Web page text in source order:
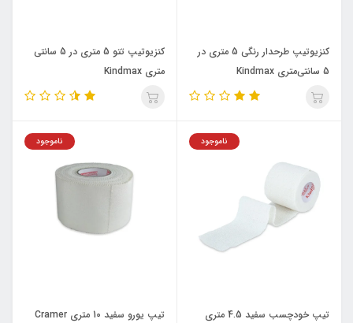
کنزیوتیپ طرحدار رنگی 5 متری در
5 سانتی‌متری Kindmax
کنزیوتیپ تتو 5 متری در 5 سانتی
متری Kindmax
ناموجود
تيپ خودچسب سفيد 4.5 متری
ناموجود
تيپ يورو سفيد 10 متری Cramer